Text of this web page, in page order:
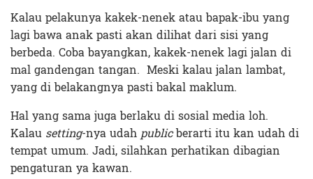
Kalau pelakunya kakek-nenek atau bapak-ibu yang
lagi bawa anak pasti akan dilihat dari sisi yang
berbeda. Coba bayangkan, kakek-nenek lagi jalan di
mal gandengan tangan. Meski kalau jalan lambat,
yang di belakangnya pasti bakal maklum.
Hal yang sama juga berlaku di sosial media loh.
Kalau setting-nya udahpublicberarti itu kan udah di
tempat umum. Jadi, silahkan perhatikan dibagian
pengaturan ya kawan.